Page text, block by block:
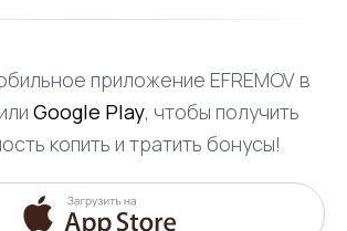
приложение EFREMOV в
или Google Play, чтобы получить
копить и тратить бонусы!